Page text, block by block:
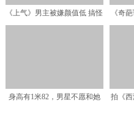
《上气》男主被嫌颜值低 搞怪
《奇
身高有1米82，男星不愿和她
拍《